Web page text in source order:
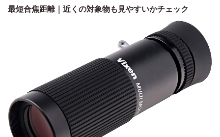
最短合焦距離｜近くの対象物も見やすいかチェック